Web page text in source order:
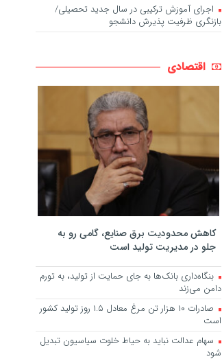
اجرای آموزش ترکیبی در سال جدید تحصیلی/
بازنگری ظرفیت پذیرش دانشجو
اقتصادی
کاهش محدودیت برق صنایع، گامی رو به
جلو در مدیریت تولید است
بنگاه‌داری بانک‌ها به جای حمایت از تولید، به تورم
دامن می‌زند
صادرات ۱۰ هزار تن مرغ معادل ۱.۵ روز تولید کشور
است
سهام عدالت نباید به حیاط خلوت سیاسیون تبدیل
شود